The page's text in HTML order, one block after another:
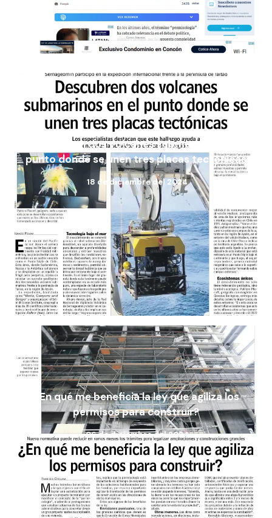
Descubren dos volcanes submarinos en el
punto donde se unen tres placas tectónicas
18 de diciembre del 2024
¿En qué me beneficia la ley que agiliza los
permisos para construir?
06 de diciembre del 2024